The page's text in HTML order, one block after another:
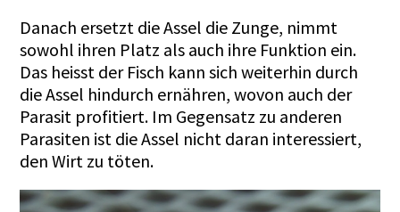
Danach ersetzt die Assel die Zunge, nimmt
sowohl ihren Platz als auch ihre Funktion ein.
Das heisst der Fisch kann sich weiterhin durch
die Assel hindurch ernähren, wovon auch der
Parasit profitiert. Im Gegensatz zu anderen
Parasiten ist die Assel nicht daran interessiert,
den Wirt zu töten.